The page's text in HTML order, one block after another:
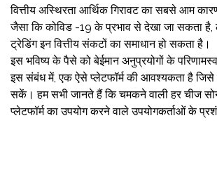
वित्तीय अस्थिरता आर्थिक गिरावट का सबसे आम
जैसा कि कोविड -19 के प्रभाव से देखा जा सकता है,
ट्रेडिंग इन वित्तीय संकटों का समाधान हो सकता है।
इस भविष्य के पैसे को बेईमान अनुप्रयोगों के
इस संबंध में, एक ऐसे प्लेटफॉर्म की आवश्यकता है जिसे
सकें। हम सभी जानते हैं कि चमकने वाली हर चीज
प्लेटफॉर्म का उपयोग करने वाले उपयोगकर्ताओं के